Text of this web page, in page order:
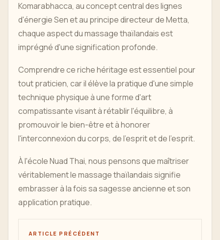
Komarabhacca, au concept central des lignes
d'énergie Sen et au principe directeur de Metta,
chaque aspect du massage thaïlandais est
imprégné d'une signification profonde.
Comprendre ce riche héritage est essentiel pour
tout praticien, car il élève la pratique d'une simple
technique physique à une forme d'art
compatissante visant à rétablir l'équilibre, à
promouvoir le bien-être et à honorer
l'interconnexion du corps, de l'esprit et de l'esprit.
À l'école Nuad Thai, nous pensons que maîtriser
véritablement le massage thaïlandais signifie
embrasser à la fois sa sagesse ancienne et son
application pratique.
ARTICLE PRÉCÉDENT